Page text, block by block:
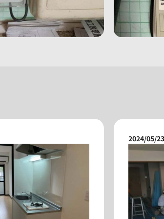
2024/05/23